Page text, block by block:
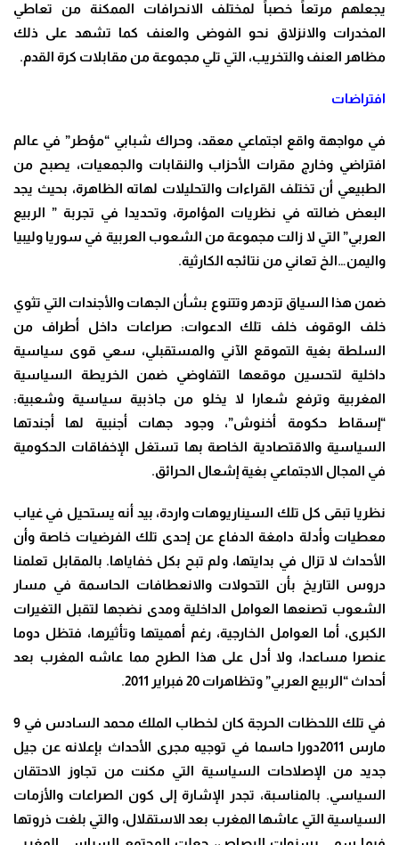
يجعلهم مرتعاً خصباً لمختلف الانحرافات الممكنة من تعاطي
المخدرات والانزلاق نحو الفوضى والعنف كما تشهد على ذلك
مظاهر العنف والتخريب، التي تلي مجموعة من مقابلات كرة القدم.
افتراضات
في مواجهة واقع اجتماعي معقد، وحراك شبابي “مؤطر” في عالم
افتراضي وخارج مقرات الأحزاب والنقابات والجمعيات، يصبح من
الطبيعي أن تختلف القراءات والتحليلات لهاته الظاهرة، بحيث يجد
البعض ضالته في نظريات المؤامرة، وتحديدا في تجربة ” الربيع
العربي” التي لا زالت مجموعة من الشعوب العربية في سوريا وليبيا
واليمن…الخ تعاني من نتائجه الكارثية.
ضمن هذا السياق تزدهر وتتنوع بشأن الجهات والأجندات التي تثوي
خلف الوقوف خلف تلك الدعوات: صراعات داخل أطراف من
السلطة بغية التموقع الآني والمستقبلي، سعي قوى سياسية
داخلية لتحسين موقعها التفاوضي ضمن الخريطة السياسية
المغربية وترفع شعارا لا يخلو من جاذبية سياسية وشعبية:
“إسقاط حكومة أخنوش”، وجود جهات أجنبية لها أجندتها
السياسية والاقتصادية الخاصة بها تستغل الإخفاقات الحكومية
في المجال الاجتماعي بغية إشعال الحرائق.
نظريا تبقى كل تلك السيناريوهات واردة، بيد أنه يستحيل في غياب
معطيات وأدلة دامغة الدفاع عن إحدى تلك الفرضيات خاصة وأن
الأحداث لا تزال في بدايتها، ولم تبح بكل خفاياها. بالمقابل تعلمنا
دروس التاريخ بأن التحولات والانعطافات الحاسمة في مسار
الشعوب تصنعها العوامل الداخلية ومدى نضجها لتقبل التغيرات
الكبرى، أما العوامل الخارجية، رغم أهميتها وتأثيرها، فتظل دوما
عنصرا مساعدا، ولا أدل على هذا الطرح مما عاشه المغرب بعد
أحداث “الربيع العربي” وتظاهرات 20 فبراير 2011
.
في تلك اللحظات الحرجة كان لخطاب الملك محمد السادس في 9
مارس 2011دورا حاسما في توجيه مجرى الأحداث بإعلانه عن جيل
جديد من الإصلاحات السياسية التي مكنت من تجاوز الاحتقان
السياسي. بالمناسبة، تجدر الإشارة إلى كون الصراعات والأزمات
السياسية التي عاشها المغرب بعد الاستقلال، والتي بلغت ذروتها